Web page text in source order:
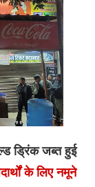
ड्रिंक जब्त हुई
के लिए नमूने